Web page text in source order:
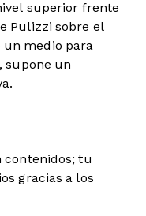
superior frente
Pulizzi sobre el
un medio para
supone un
contenidos; tu
gracias a los